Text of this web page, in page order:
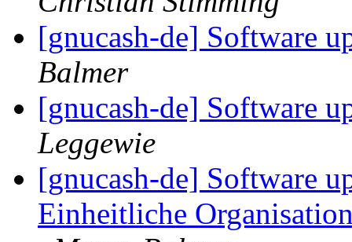
[gnucash-de] Software
Balmer
[gnucash-de] Software
Leggewie
[gnucash-de] Software
Einheitliche